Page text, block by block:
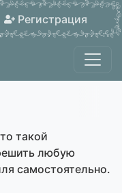
Регистрация
такой
любую
самостоятельно.